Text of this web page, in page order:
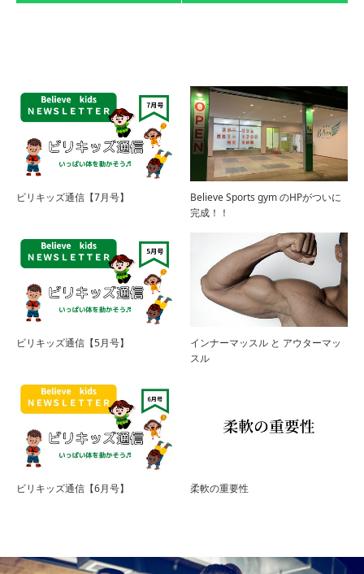
ビリキッズ通信【7月号】
Believe Sports gym のHPがついに
完成！！
ビリキッズ通信【5月号】
インナーマッスル と アウターマッ
スル
ビリキッズ通信【6月号】 柔軟の重要性